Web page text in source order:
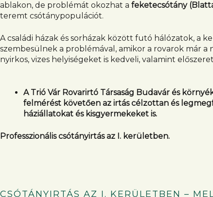
ablakon, de problémát okozhat a feketecsótány
teremt csótánypopulációt.
A családi házak és sorházak között futó hálózatok, a
szembesülnek a problémával, amikor a rovarok már
nyirkos, vizes helyiségeket is kedveli, valamint
A Trió Vár Rovarirtó Társaság Budavár és
felmérést követően az irtás célzottan és
háziállatokat és kisgyermekeket is.
Professzionális csótányirtás az I. kerületben.
CSÓTÁNYIRTÁS AZ I. KERÜLETBEN –